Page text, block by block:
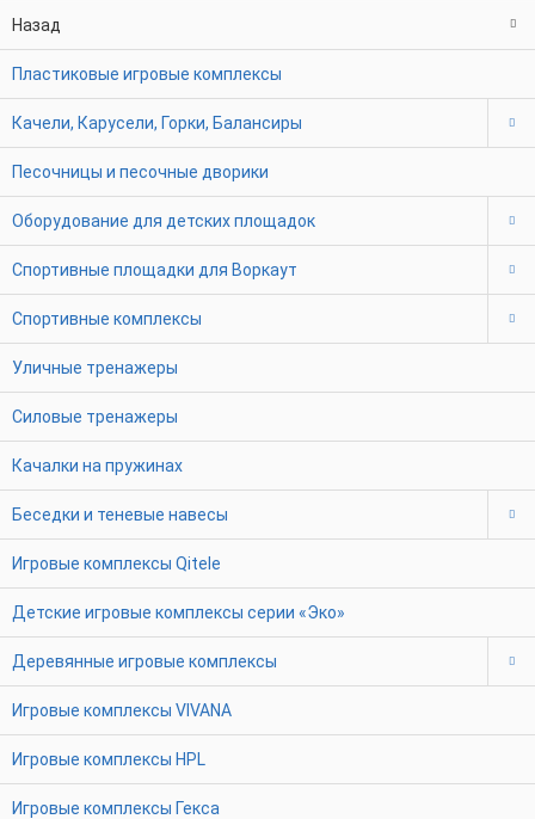
Назад
Пластиковые игровые комплексы
Качели, Карусели, Горки, Балансиры
Песочницы и песочные дворики
Оборудование для детских площадок
Спортивные площадки для Воркаут
Спортивные комплексы
Уличные тренажеры
Силовые тренажеры
Качалки на пружинах
Беседки и теневые навесы
Игровые комплексы Qitele
Детские игровые комплексы серии «Эко»
Деревянные игровые комплексы
Игровые комплексы VIVANA
Игровые комплексы HPL
Игровые комплексы Гекса